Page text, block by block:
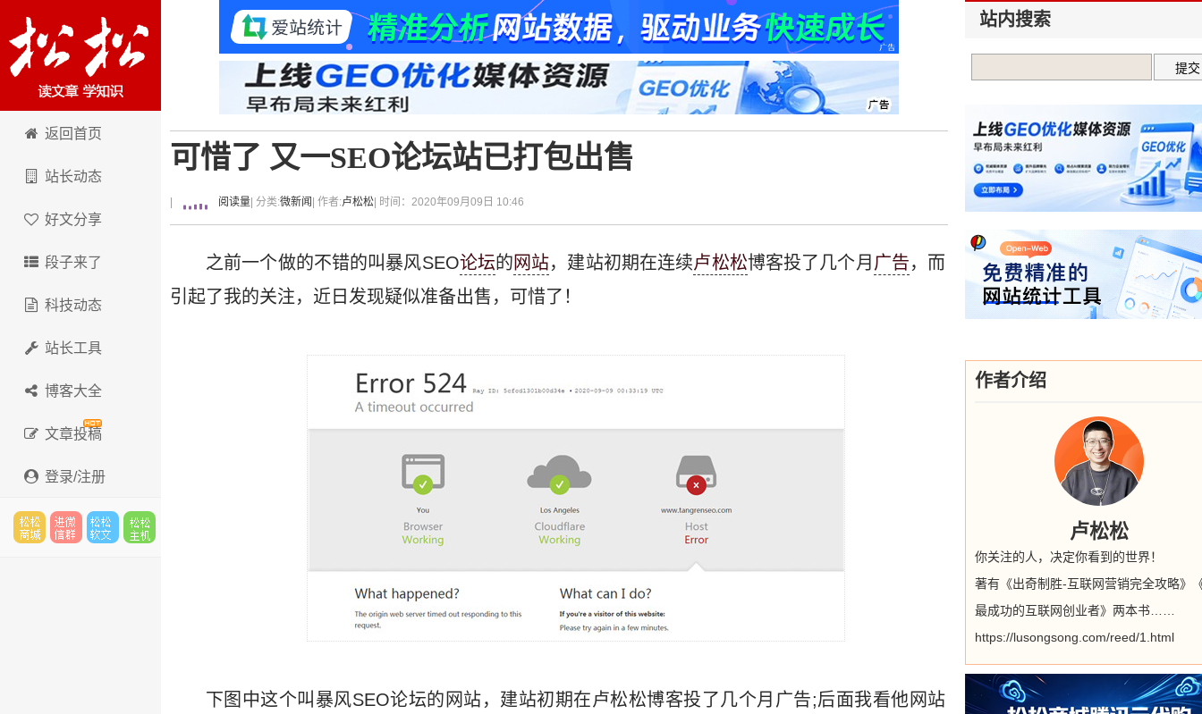
卢松松博客
返回首页
站长动态
好文分享
段子来了
科技动态
站长工具
博客大全
文章投稿
登录/注册
可惜了 又一SEO论坛站已打包出售
阅读量 | 分类:微新闻 | 作者:卢松松 | 时间：2020年09月09日 10:46
之前一个做的不错的叫暴风SEO论坛的网站，建站初期在连续卢松松博客投了几个月 广告，而
引起了我的关注，近日发现疑似准备出售，可惜了！
下图中这个叫暴风SEO论坛的网站，建站初期在卢松松博客投了几个月广告;后面我看他网站
站内搜索
作者介绍
卢松松
你关注的人，决定你看到的世界！
著有《出奇制胜-互联网营销完全攻略》
最成功的互联网创业者》两本书……
https://lusongsong.com/reed/1.html